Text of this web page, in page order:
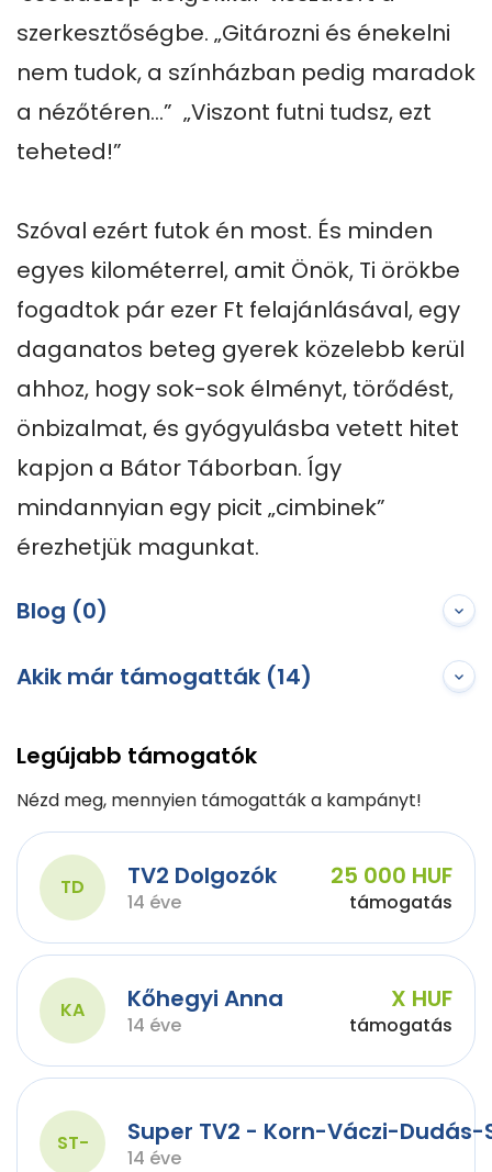
szerkesztőségbe. „Gitározni és énekelni
nem tudok, a színházban pedig maradok
a nézőtéren…”  „Viszont futni tudsz, ezt
teheted!”
Szóval ezért futok én most. És minden
egyes kilométerrel, amit Önök, Ti örökbe
fogadtok pár ezer Ft felajánlásával, egy
daganatos beteg gyerek közelebb kerül
ahhoz, hogy sok-sok élményt, törődést,
önbizalmat, és gyógyulásba vetett hitet
kapjon a Bátor Táborban. Így
mindannyian egy picit „cimbinek”
érezhetjük magunkat.
Blog (0)
Akik már támogatták (14)
Legújabb támogatók
Nézd meg, mennyien támogatták a kampányt!
TD TV2 Dolgozók
14 éve
25 000 HUF
támogatás
KA Kőhegyi Anna
14 éve
X HUF
támogatás
ST- Super TV2 - Korn-Váczi-Dudás-
14 éve